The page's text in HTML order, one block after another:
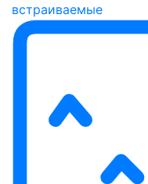
встраиваемые